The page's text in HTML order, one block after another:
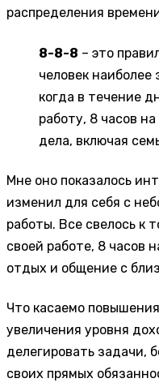
распределения
8-8-8 – это
человек
когда в течение
работу, 8 часов
дела, включая
Мне оно показалось
изменил для себя с
работы. Все свелось к
своей работе, 8 часов
отдых и общение с
Что касаемо
увеличения уровня
делегировать задачи,
своих прямых